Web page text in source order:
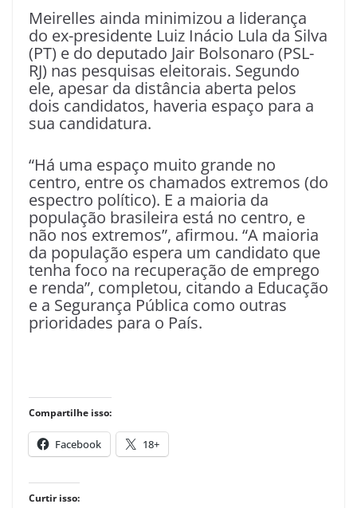
Meirelles ainda minimizou a liderança
do ex-presidente Luiz Inácio Lula da Silva
(PT) e do deputado Jair Bolsonaro (PSL-
RJ) nas pesquisas eleitorais. Segundo
ele, apesar da distância aberta pelos
dois candidatos, haveria espaço para a
sua candidatura.
“Há uma espaço muito grande no
centro, entre os chamados extremos (do
espectro político). E a maioria da
população brasileira está no centro, e
não nos extremos”, afirmou. “A maioria
da população espera um candidato que
tenha foco na recuperação de emprego
e renda”, completou, citando a Educação
e a Segurança Pública como outras
prioridades para o País.
Compartilhe isso:
Facebook 18+
Curtir isso: